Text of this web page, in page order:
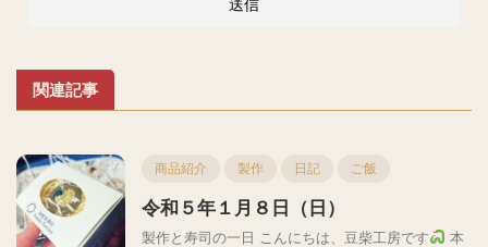
関連記事
商品紹介 製作 日記 ご飯
令和５年１月８日（日）
製作と寿司の一日 こんにちは、豆柴工房です
本